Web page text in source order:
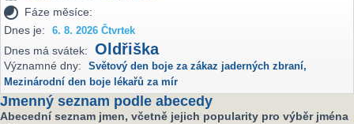
Fáze měsíce:
Dnes je:
6. 8. 2026 Čtvrtek
Dnes má svátek: Oldřiška
Významné dny: Světový den boje za zákaz jaderných zbraní,
Mezinárodní den boje lékařů za mír
Jmenný seznam podle abecedy
Abecední seznam jmen, včetně jejich popularity pro výběr jména